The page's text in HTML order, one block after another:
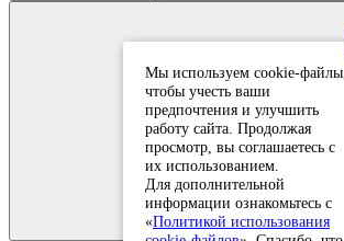
Добавить в
избранное
Добавлено в
избранное
Мы используем cookie-файлы,
чтобы учесть ваши
предпочтения и улучшить
работу сайта. Продолжая
просмотр, вы соглашаетесь с
их использованием.
Для дополнительной
информации ознакомьтесь с
«Политикой использования